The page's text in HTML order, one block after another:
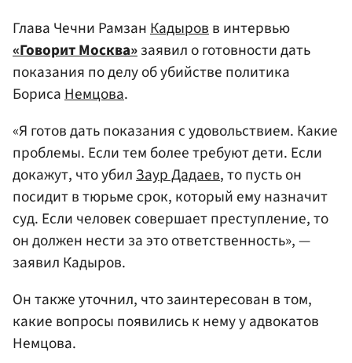
Глава Чечни РамзанКадыровв интервью
«Говорит Москва»заявил о готовности дать
показания по делу об убийстве политика
БорисаНемцова.
«Я готов дать показания с удовольствием. Какие
проблемы. Если тем более требуют дети. Если
докажут, что убилЗаур Дадаев, то пусть он
посидит в тюрьме срок, который ему назначит
суд. Если человек совершает преступление, то
он должен нести за это ответственность», —
заявил Кадыров.
Он также уточнил, что заинтересован в том,
какие вопросы появились к нему у адвокатов
Немцова.